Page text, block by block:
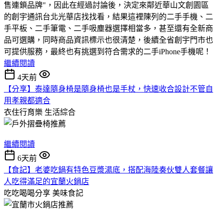
售連鎖品牌"，因此在經過討論後，決定來鄰近華山文創園區
的創宇通訊台北光華店找找看，結果這裡陳列的二手手機、二
手平板、二手筆電、二手吸塵器選擇相當多，甚至還有全新商
品可選購，同時商品資訊標示也很清楚，後續全省創宇門市也
可提供服務，最終也有挑選到符合需求的二手iPhone手機呢！
繼續閱讀
4天前
【分享】泰達隨身椅是隨身椅也是手杖，快速收合設計不管自
用孝親都適合
衣住行育樂 生活綜合
繼續閱讀
6天前
【食記】老婆吃鍋有特色豆漿湯底，搭配海陸奏伙雙人套餐讓
人吃得滿足的宜蘭火鍋店
吃吃喝喝分享 美味食記